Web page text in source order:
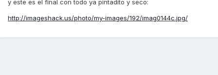
y este es el final con todo ya pintadito y seco:
http://imageshack.us/photo/my-images/192/imag0144c.jpg/